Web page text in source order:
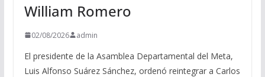
William Romero
02/08/2026 admin
El presidente de la Asamblea Departamental del Meta,
Luis Alfonso Suárez Sánchez, ordenó reintegrar a Carlos